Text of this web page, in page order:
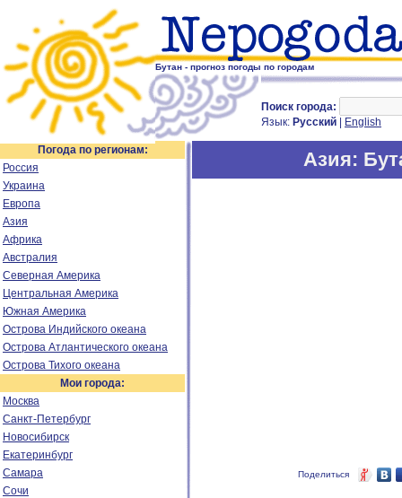
Бутан - прогноз погоды по городам
Поиск города:
Язык: Русский English
Погода по регионам:
Россия
Украина
Европа
Азия
Африка
Австралия
Северная Америка
Центральная Америка
Южная Америка
Острова Индийского океана
Острова Атлантического океана
Острова Тихого океана
Мои города:
Москва
Санкт-Петербург
Новосибирск
Екатеринбург
Самара
Сочи
Азия:
Поделиться